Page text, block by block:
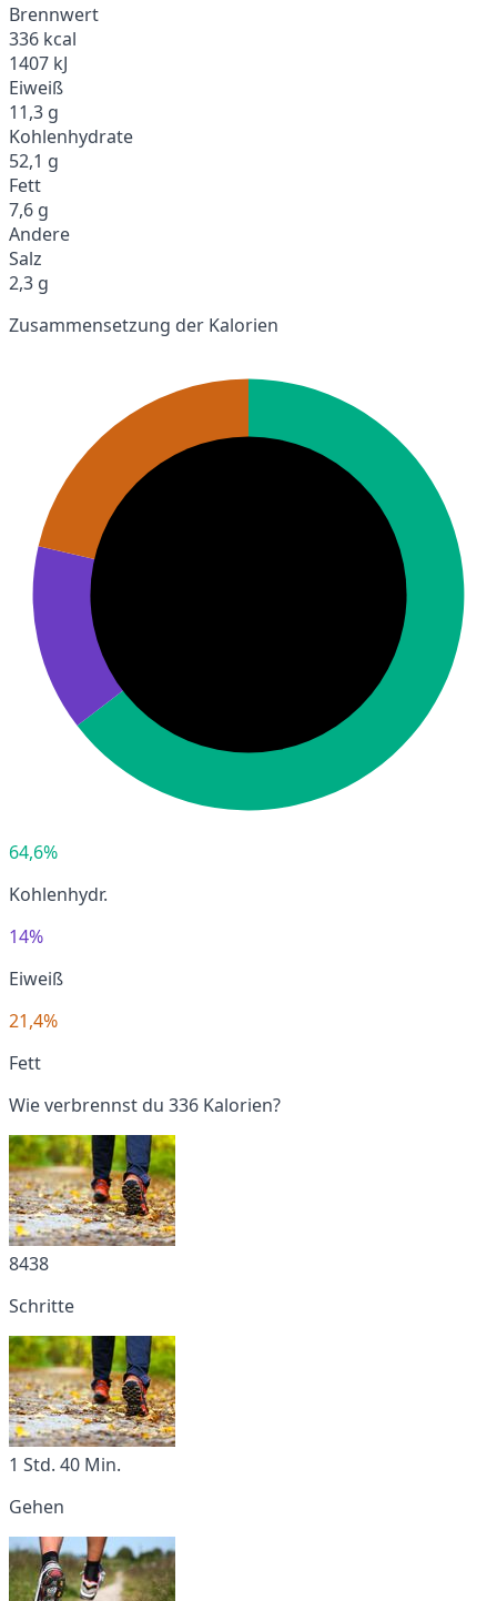
Brennwert
336 kcal
1407 kJ
Eiweiß
11,3 g
Kohlenhydrate
52,1 g
Fett
7,6 g
Andere
Salz
2,3 g
Zusammensetzung der Kalorien
64,6%
Kohlenhydr.
14%
Eiweiß
21,4%
Fett
Wie verbrennst du 336 Kalorien?
8438
Schritte
1 Std. 40 Min.
Gehen